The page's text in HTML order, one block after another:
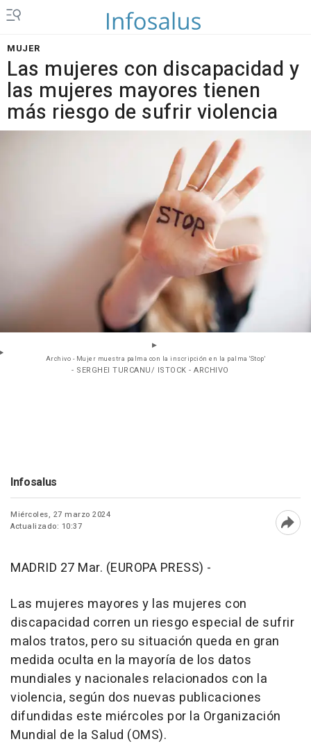
MUJER
Las mujeres con discapacidad y
las mujeres mayores tienen
más riesgo de sufrir violencia
Archivo - Mujer muestra palma con la inscripción en la palma 'Stop'
- SERGHEI TURCANU/ ISTOCK - ARCHIVO
Infosalus
Miércoles, 27 marzo 2024
Actualizado: 10:37
MADRID 27 Mar. (EUROPA PRESS) -
Las mujeres mayores y las mujeres con
discapacidad corren un riesgo especial de sufrir
malos tratos, pero su situación queda en gran
medida oculta en la mayoría de los datos
mundiales y nacionales relacionados con la
violencia, según dos nuevas publicaciones
difundidas este miércoles por la Organización
Mundial de la Salud (OMS).